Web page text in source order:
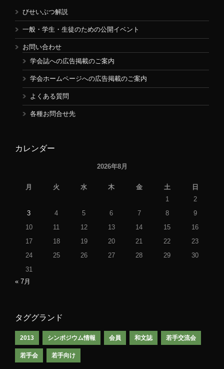
びせいぶつ解説
一般・学生・生徒のための公開イベント
お問い合わせ
学会誌への広告掲載のご案内
学会ホームページへの広告掲載のご案内
よくある質問
各種お問合せ先
カレンダー
2026年8月
月 火 水 木 金 土
日
1
2
3
4 5 6 7 8
9
10
11 12 13 14 15
16
17
18 19 20 21 22
23
24
25 26 27 28 29
30
31
« 7月
タググランド
2013 シンポジウム情報 会員 和文誌 若手交流会
若手会 若手向け